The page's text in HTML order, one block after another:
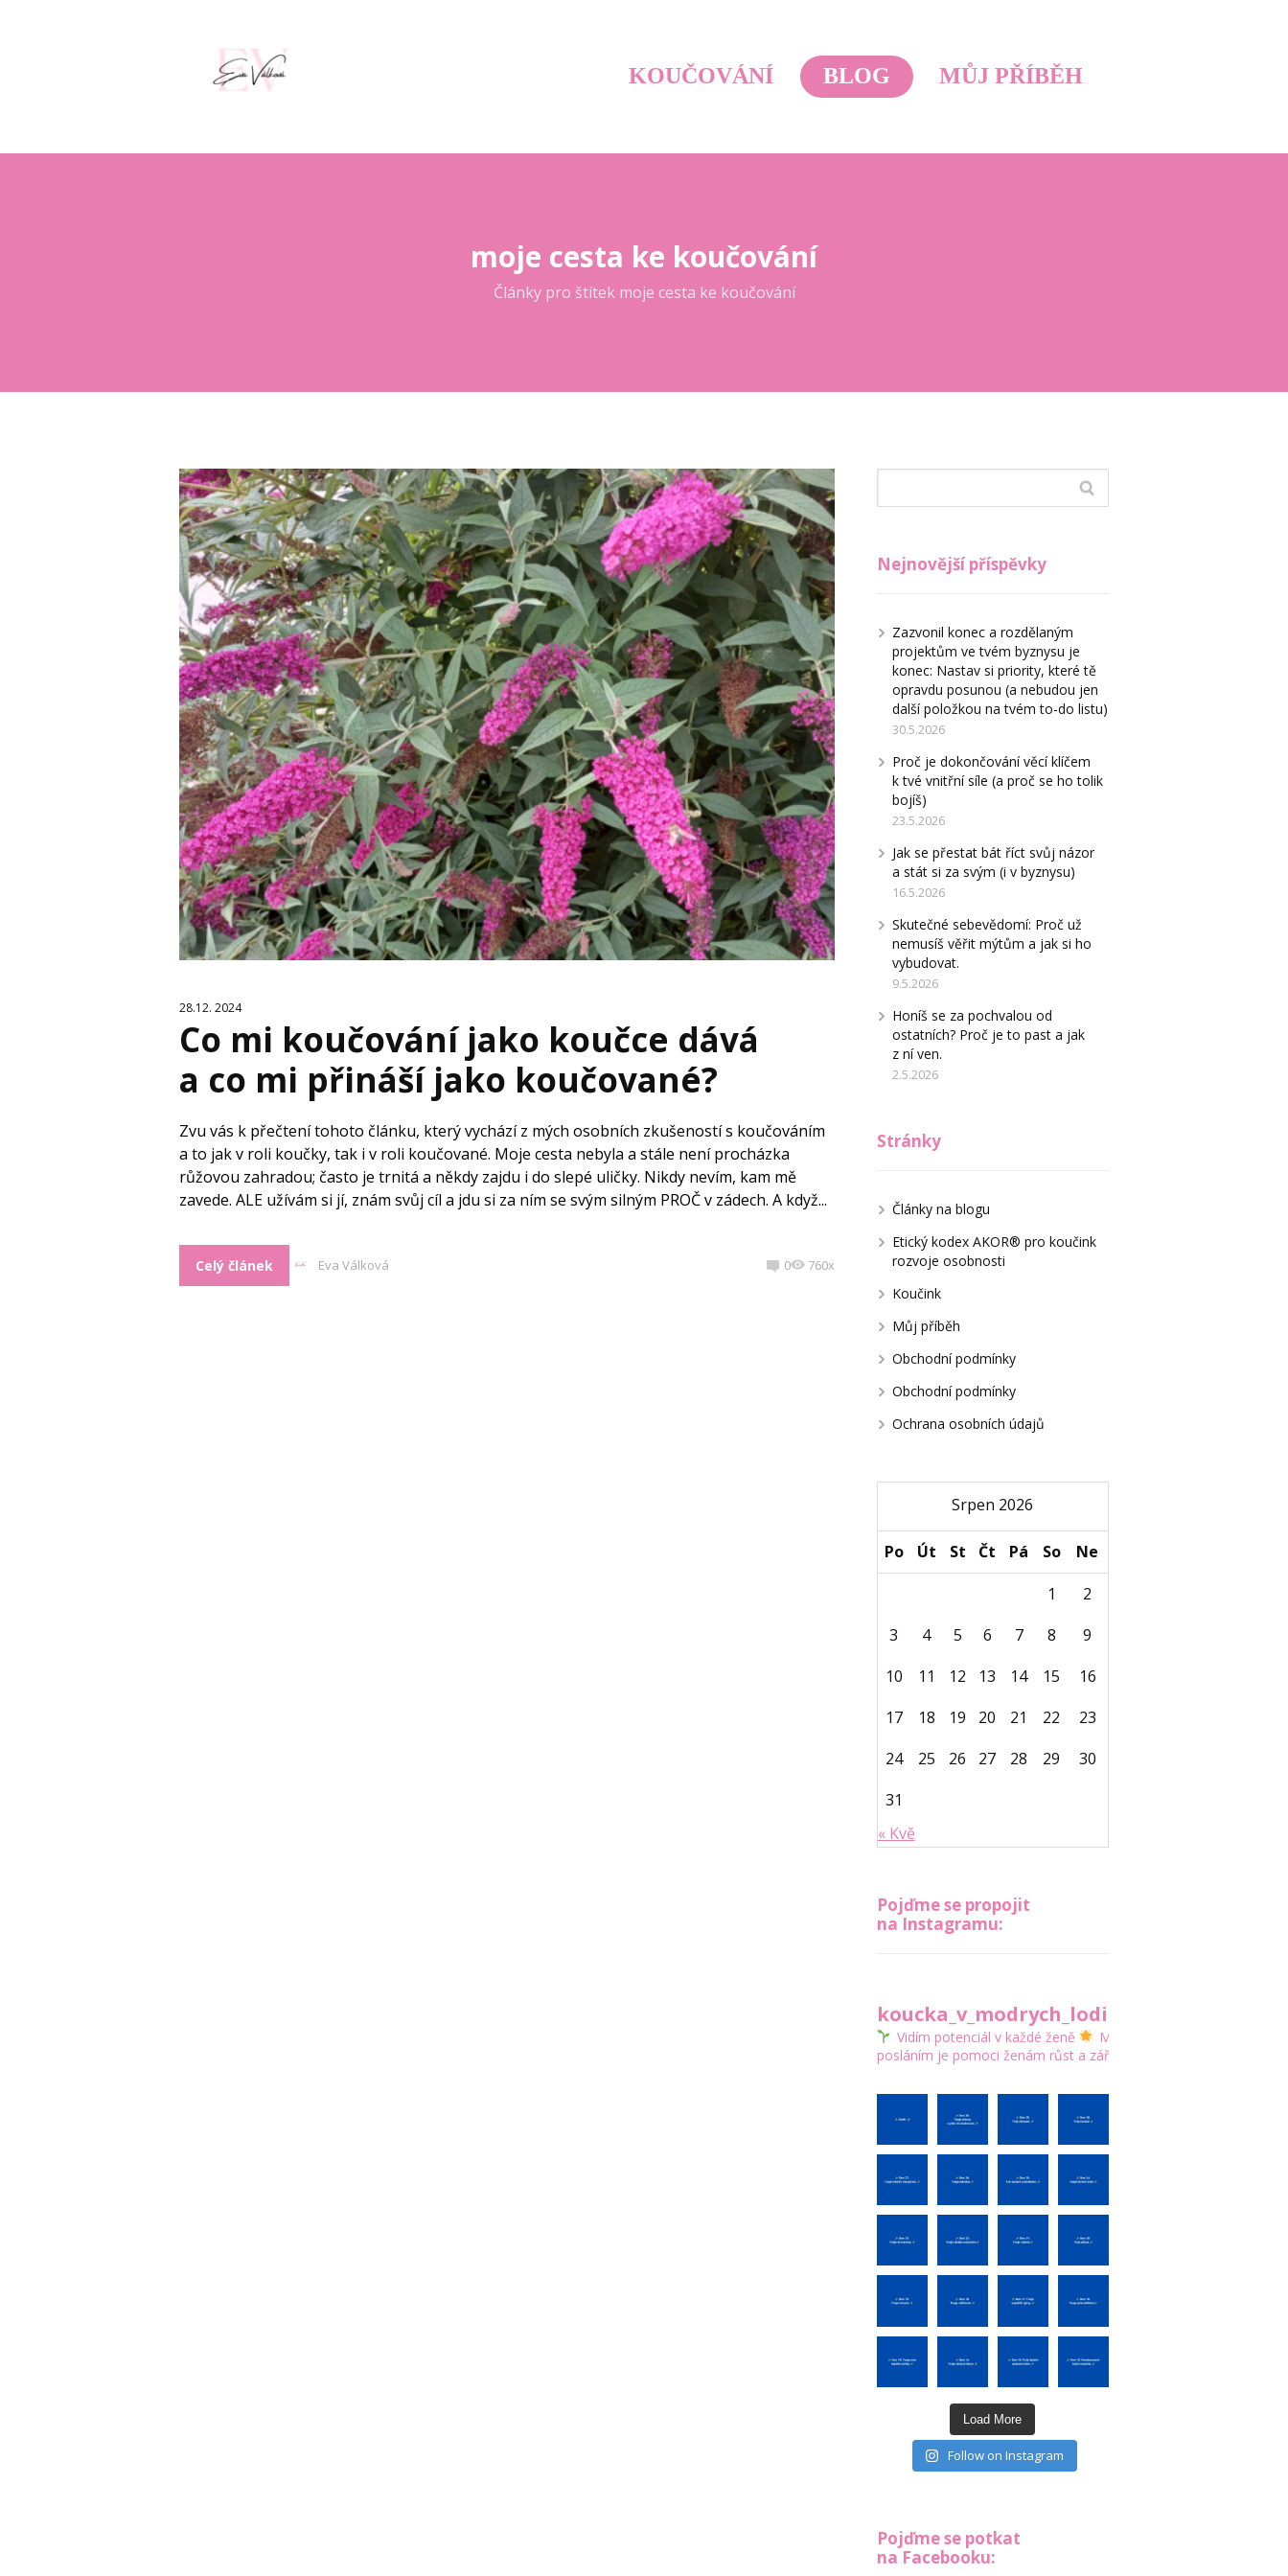
KOUČOVÁNÍ BLOG MŮJ PŘÍBĚH
moje cesta ke koučování
Články pro štítek moje cesta ke koučování
28.12. 2024
Co mi koučování jako koučce dává
a co mi přináší jako koučované?
Zvu vás k přečtení tohoto článku, který vychází z mých osobních zkušeností s koučováním
a to jak v roli koučky, tak i v roli koučované. Moje cesta nebyla a stále není procházka
růžovou zahradou; často je trnitá a někdy zajdu i do slepé uličky. Nikdy nevím, kam mě
zavede. ALE užívám si jí, znám svůj cíl a jdu si za ním se svým silným PROČ v zádech. A když...
Celý článek Eva Válková 0 760x
Nejnovější příspěvky
Zazvonil konec a rozdělaným
projektům ve tvém byznysu je
konec: Nastav si priority, které tě
opravdu posunou (a nebudou jen
další položkou na tvém to-do listu)
30.5.2026
Proč je dokončování věcí klíčem
k tvé vnitřní síle (a proč se ho tolik
bojíš)
23.5.2026
Jak se přestat bát říct svůj názor
a stát si za svým (i v byznysu)
16.5.2026
Skutečné sebevědomí: Proč už
nemusíš věřit mýtům a jak si ho
vybudovat.
9.5.2026
Honíš se za pochvalou od
ostatních? Proč je to past a jak
z ní ven.
2.5.2026
Stránky
Články na blogu
Etický kodex AKOR® pro koučink
rozvoje osobnosti
Koučink
Můj příběh
Obchodní podmínky
Obchodní podmínky
Ochrana osobních údajů
Srpen 2026
Po Út St Čt Pá So
Ne
1
2
3
4 5 6 7 8
9
10
11 12 13 14 15
16
17
18 19 20 21 22
23
24
25 26 27 28 29
30
31
« Kvě
Pojďme se propojit
na Instagramu:
koucka_v_modrych_lodickach
Vidím potenciál v každé ženě
Mým
posláním je pomoci ženám růst a zářit
Load More
Follow on Instagram
Pojďme se potkat
na Facebooku: